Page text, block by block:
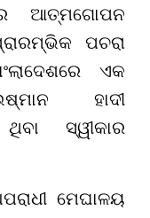
ଆତ୍ମଗୋପନ
ପଚରା
ଏକ
ହାଦୀ
ସ୍ୱୀକାର
ମେଘାଳୟ